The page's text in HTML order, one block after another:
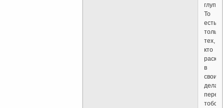
То
есть,
только
тех,
кто
в
своих
делах,
перед
тобой,